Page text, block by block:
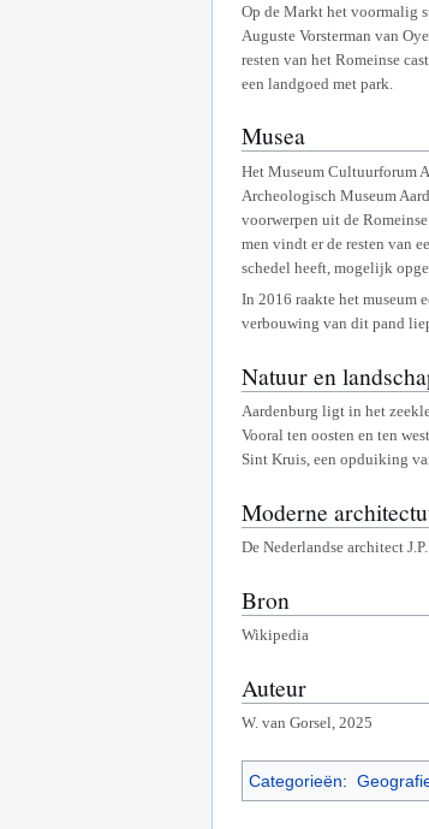
Op de Markt het voormalig
Auguste Vorsterman van
resten van het Romeinse
een landgoed met park.
Musea
Het Museum Cultuurforum
Archeologisch Museum
voorwerpen uit de
men vindt er de resten van
schedel heeft, mogelijk
In 2016 raakte het museum
verbouwing van dit pand
Natuur en
Aardenburg ligt in het
Vooral ten oosten en ten
Sint Kruis, een opduiking
Moderne
De Nederlandse architect
Bron
Wikipedia
Auteur
W. van Gorsel, 2025
Categorieën: